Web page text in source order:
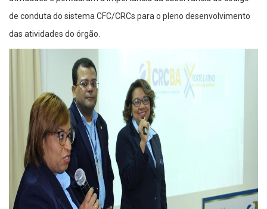
de conduta do sistema CFC/CRCs para o pleno desenvolvimento
das atividades do órgão.